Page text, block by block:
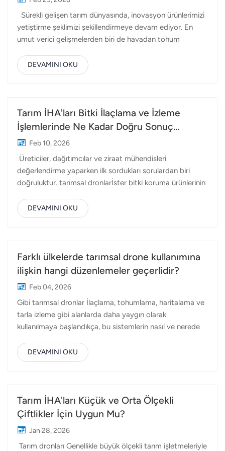
rakımlarda çimento gibi daha ağır malzemeleri taşımak
için tasarlanmış daha büyük sabit kanatlı veya hibrit
modellerdir. Tahmin edilebilir uçuş yollarına sahip kentsel
paket teslimatının aksine, bu...
Sürekli gelişen tarım dünyasında, inovasyon ürünlerimizi
yetiştirme şeklimizi şekillendirmeye devam ediyor. En
umut verici gelişmelerden biri de havadan tohum
verimlilikle ekmek için dronlar kullanılır. Topxgun'da, bu
dönüşümün bir parçası olmaktan gurur duyuyoruz ve
uçan ekipman kullanılarak tohumların karaya dağıtılması
sürecidir. Şimdi, tarımsal dronların yükselişiyle birlikte, bu
çiftlik için uygun hale geldi. Mahsul ekim dronları, hassas
doğruluk,...
DEVAMINI OKU
Tarım İHA'ları Bitki İlaçlama ve İzleme
İşlemlerinde Ne Kadar Doğru Sonuç
Veriyor?
Feb 10, 2026
Üreticiler, dağıtımcılar ve ziraat mühendisleri
değerlendirme yaparken ilk sordukları sorulardan biri
doğruluktur. tarımsal dronlarİster bitki koruma ürünlerinin
olsun, hassasiyet verimliliği, maliyeti ve ürün sonuçlarını
doğrudan etkiler. Peki tarımsal dronlar gerçek dünya
nasıl kullanıldığı da dahil olmak üzere birçok faktöre
bağlıdır. Tarımda doğruluk tek bir ölçüt değildir. Genellikle
doğruluğu: Sıvının ne kadar eşit şekilde uygulandığı ve
spreyin hedeflenen alanı ne kadar yakından takip
ettiği.Konumlandırma doğruluğu: İHA'nın planlanan uçuş
yollarını ne kadar hassa...
DEVAMINI OKU
Farklı ülkelerde tarımsal drone kullanımına
ilişkin hangi düzenlemeler geçerlidir?
Feb 04, 2026
Gibi tarımsal dronlar İlaçlama, tohumlama, haritalama ve
tarla izleme gibi alanlarda daha yaygın olarak
kullanılmaya başlandıkça, bu sistemlerin nasıl ve nerede
önemli bir rol oynamaktadır. Teknoloji küresel olsa da,
kurallar küresel değildir. Her ülke, hava sahası yönetimi,
sergilemektedir.Bu makale, tarımsal drone
düzenlemelerinin başlıca bölgelerde nasıl farklılık
üreticilerin genel olarak nelere dikkat etmesi gerektiğine
dair pratik bir genel bakış sunmaktadır. Tarım İHA'larına
DEVAMINI OKU
Tarım İHA'ları Küçük ve Orta Ölçekli
Çiftlikler İçin Uygun Mu?
Jan 28, 2026
Tarım dronları Genellikle büyük ölçekli tarım işletmeleriyle